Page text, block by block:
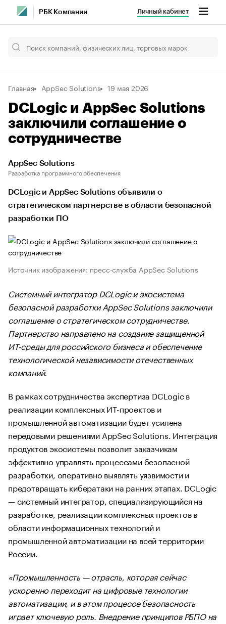
РБК Компании Личный кабинет
Главная AppSec Solutions 19 мая 2026
DCLogic и AppSec Solutions
заключили соглашение о
сотрудничестве
AppSec Solutions
Разработка программного обеспечения
DCLogic и AppSec Solutions объявили о
стратегическом партнерстве в области безопасной
разработки ПО
Источник изображения: пресс-служба AppSec Solutions
Системный интегратор DCLogic и экосистема
безопасной разработки AppSec Solutions заключили
соглашение о стратегическом сотрудничестве.
Партнерство направлено на создание защищенной
ИТ-среды для российского бизнеса и обеспечение
технологической независимости отечественных
компаний.
В рамках сотрудничества экспертиза DCLogic в
реализации комплексных ИТ-проектов и
промышленной автоматизации будет усилена
передовыми решениями AppSec Solutions. Интеграция
продуктов экосистемы позволит заказчикам
эффективно управлять процессами безопасной
разработки, оперативно выявлять уязвимости и
предотвращать кибератаки на ранних этапах. DCLogic
— системный интегратор, специализирующийся на
разработке, реализации комплексных проектов в
области информационных технологий и
промышленной автоматизации на всей территории
России.
«Промышленность — отрасль, которая сейчас
ускоренно переходит на цифровые технологии
автоматизации, и в этом процессе безопасность
играет ключевую роль. Внедрение принципов РБПО на